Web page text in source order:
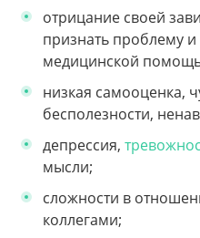
отрицание своей
признать проблему и
медицинской
низкая самооценка,
бесполезности,
депрессия,
мысли;
сложности в
коллегами;